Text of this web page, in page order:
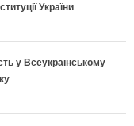
України
у Всеукраїнському